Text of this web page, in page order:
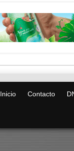
Inicio Contacto